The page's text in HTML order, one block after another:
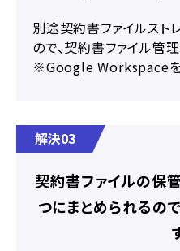
別途契約書ファイルス
ので、契約書ファイル管
※Google Workspaceを
解決03
契約書ファイルの保
つにまとめられるの